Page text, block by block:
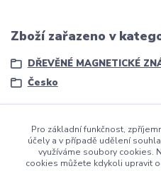
Zboží zařazeno v
DŘEVĚNÉ MAGNETICKÉ
Česko
dmznamky.cz
Pro základní funkčnost,
účely a v případě udělení
využíváme soubory cookies.
cookies můžete kdykoli upravit